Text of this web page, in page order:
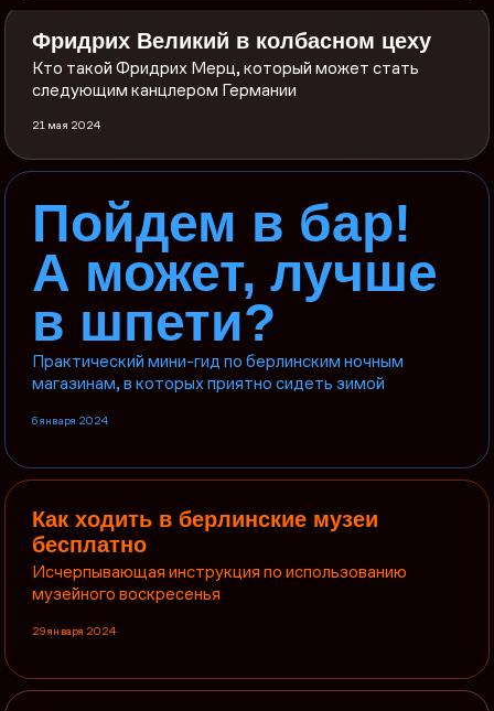
Фридрих Великий в колбасном цеху
Кто такой Фридрих Мерц, который может стать
следующим канцлером Германии
21 мая 2024
Пойдем в бар!
А может, лучше
в шпети?
Практический мини-гид по берлинским ночным
магазинам, в которых приятно сидеть зимой
6 января 2024
Как ходить в берлинские музеи
бесплатно
Исчерпывающая инструкция по использованию
музейного воскресенья
29 января 2024